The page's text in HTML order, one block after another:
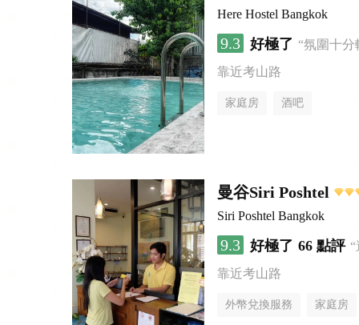
Here Hostel Bangkok
9.3 好極了 “氛圍十
靠近考山路
家庭房 酒吧
曼谷Siri Poshtel
Siri Poshtel Bangkok
9.3 好極了 66 點評
靠近考山路
外幣兌換服務 家庭房